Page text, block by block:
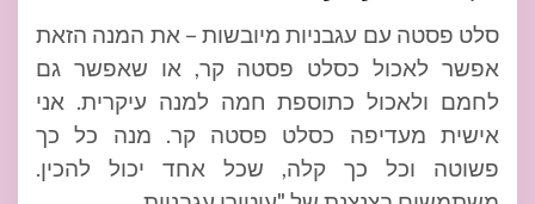
סלט פסטה עם עגבניות מיובשות – את המנה הזאת
אפשר לאכול כסלט פסטה קר, או שאפשר גם
לחמם ולאכול כתוספת חמה למנה עיקרית. אני
אישית מעדיפה כסלט פסטה קר. מנה כל כך
פשוטה וכל כך קלה, שכל אחד יכול להכין.